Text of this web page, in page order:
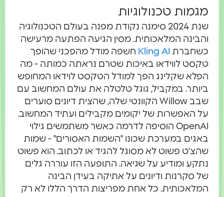
מגמות טכנולוגיות
שנת 2024 סימנה נקודת מפנה בעולם הטכנולוגיה
והבינה המלאכותית. מסין הגיעה הפתעה מרעישה
כשחברת Kling AI חשפה מודל מהפכני שהופך
טקסט לווידאו באיכות שטרם נראתה כמותה - מה
הפלא שקלינג הפך למודל הטקסט לוידאו המחופש
ביותר. במקביל, גוגל טלטלה את עולם המחשוב עם
שבב Willow הקוונטי שלה, שהצית דיונים סוערים
על האפשרות של יקומים מקבילים ועתיד המחשוב.
OpenAI הוסיפה לדרמה כאשר משתמשים גילוי
באגים במערכת שכונו "השמות האסורים" - שמות
שהצ'ט פשוט לא מסוגל להגיד או לכתוב. הוא פשוט
נתקע ומודיע על שגיאה. התופעה הזו עוררה גלים
של סקרנות ודיונים על אתיקה בעידן הבינה
המלאכותית. כל אחת מפריצות הדרך הללו לא רק